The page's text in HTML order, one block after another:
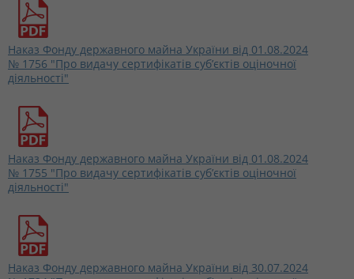
Наказ Фонду державного майна України від 01.08.2024
№ 1756 "Про видачу сертифікатів суб’єктів оціночної
діяльності"
Наказ Фонду державного майна України від 01.08.2024
№ 1755 "Про видачу сертифікатів суб’єктів оціночної
діяльності"
Наказ Фонду державного майна України від 30.07.2024